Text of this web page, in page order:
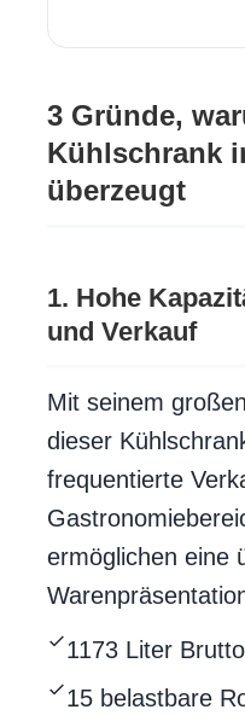
3 Gründe,
Kühlschrank
überzeugt
1. Hohe
und Verkauf
Mit seinem
dieser
frequentierte
ermöglichen eine
1173 Liter
15 belastbare